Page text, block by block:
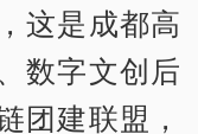
这是成都高
数字文创后
团建联盟，